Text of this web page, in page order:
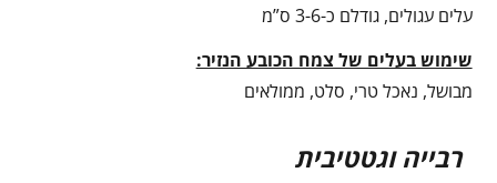
עלים עגולים, גודלם כ-3-6 ס”מ
שימוש בעלים של צמח הכובע הנזיר:
מבושל, נאכל טרי, סלט, ממולאים
רבייה וגטטיבית